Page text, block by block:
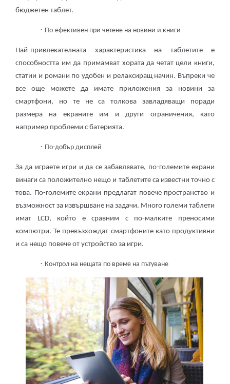
бюджетен таблет.
· По-ефективен при четене на новини и книги
Най-привлекателната характеристика на таблетите е
способността им да примамват хората да четат цели книги,
статии и романи по удобен и релаксиращ начин. Въпреки че
все още можете да имате приложения за новини за
смартфони, но те не са толкова завладяващи поради
размера на екраните им и други ограничения, като
например проблеми с батерията.
· По-добър дисплей
За да играете игри и да се забавлявате, по-големите екрани
винаги са положително нещо и таблетите са известни точно с
това. По-големите екрани предлагат повече пространство и
възможност за извършване на задачи. Много големи таблети
имат LCD, който е сравним с по-малките преносими
компютри. Те превъзхождат смартфоните като продуктивни
и са нещо повече от устройство за игри.
· Контрол на нещата по време на пътуване